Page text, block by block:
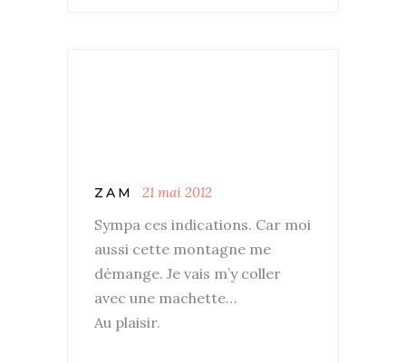
ZAM 21 mai 2012
Sympa ces indications. Car moi
aussi cette montagne me
démange. Je vais m’y coller
avec une machette…
Au plaisir.